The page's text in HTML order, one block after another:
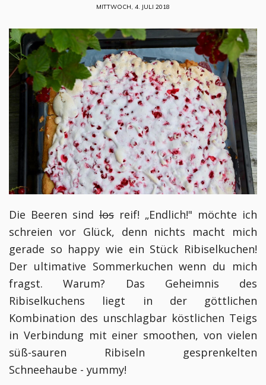
MITTWOCH, 4. JULI 2018
Die Beeren sind los reif! „Endlich!" möchte ich
schreien vor Glück, denn nichts macht mich
gerade so happy wie ein Stück Ribiselkuchen!
Der ultimative Sommerkuchen wenn du mich
fragst. Warum? Das Geheimnis des
Ribiselkuchens liegt in der göttlichen
Kombination des unschlagbar köstlichen Teigs
in Verbindung mit einer smoothen, von vielen
süß-sauren Ribiseln gesprenkelten
Schneehaube - yummy!